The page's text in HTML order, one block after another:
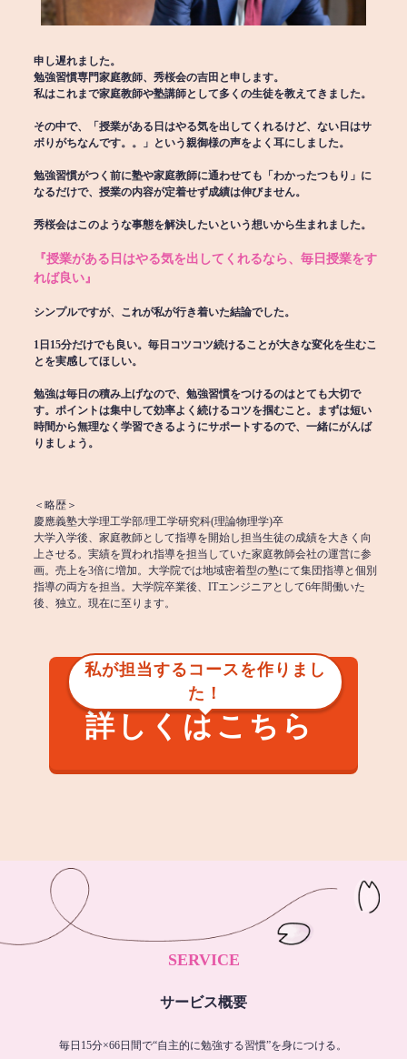
申し遅れました。
勉強習慣専門家庭教師、秀桜会の吉田と申します。
私はこれまで家庭教師や塾講師として多くの生徒を教えてきました。
その中で、「授業がある日はやる気を出してくれるけど、ない日はサ
ボりがちなんです。。」という親御様の声をよく耳にしました。
勉強習慣がつく前に塾や家庭教師に通わせても「わかったつもり」に
なるだけで、授業の内容が定着せず成績は伸びません。
秀桜会はこのような事態を解決したいという想いから生まれました。
『授業がある日はやる気を出してくれるなら、毎日授業をす
れば良い』
シンプルですが、これが私が行き着いた結論でした。
1日15分だけでも良い。毎日コツコツ続けることが大きな変化を生むこ
とを実感してほしい。
勉強は毎日の積み上げなので、勉強習慣をつけるのはとても大切で
す。ポイントは集中して効率よく続けるコツを掴むこと。まずは短い
時間から無理なく学習できるようにサポートするので、一緒にがんば
りましょう。
＜略歴＞
慶應義塾大学理工学部/理工学研究科(理論物理学)卒
大学入学後、家庭教師として指導を開始し担当生徒の成績を大きく向
上させる。実績を買われ指導を担当していた家庭教師会社の運営に参
画。売上を3倍に増加。大学院では地域密着型の塾にて集団指導と個別
指導の両方を担当。大学院卒業後、ITエンジニアとして6年間働いた
後、独立。現在に至ります。
私が担当するコースを作りまし
た！
詳しくはこちら
SERVICE
サービス概要
毎日15分×66日間で“自主的に勉強する習慣”を身につける。